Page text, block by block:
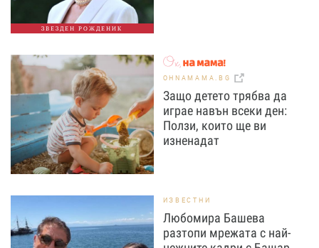
ЗВЕЗДЕН РОЖДЕНИК
OHNAMAMA.BG
Защо детето трябва да
играе навън всеки ден:
Ползи, които ще ви
изненадат
ИЗВЕСТНИ
Любомира Башева
разтопи мрежата с най-